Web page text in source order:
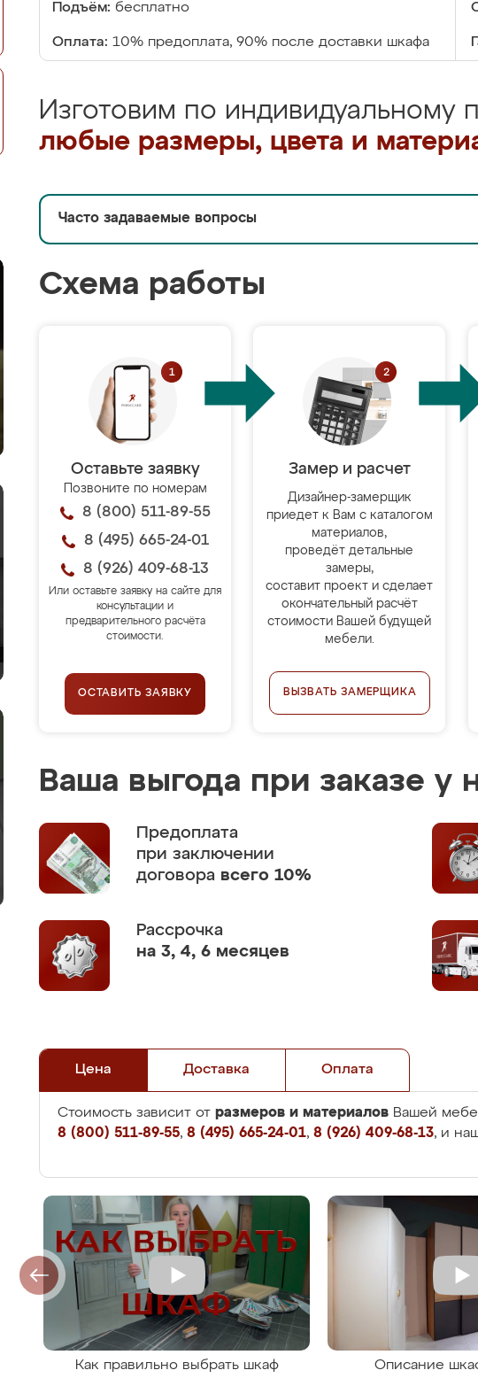
Подъём: бесплатно
Оплата: 10% предоплата, 90% после доставки шкафа
Изготовим по индивидуальному
любые размеры, цвета и
Часто задаваемые вопросы
Схема работы
Оставьте заявку
Позвоните по номерам
8 (800) 511-89-55
8 (495) 665-24-01
8 (926) 409-68-13
Или оставьте заявку на сайте для
консультации и
предварительного расчёта
стоимости.
ОСТАВИТЬ ЗАЯВКУ
Замер и расчет
Дизайнер-замерщик
приедет к Вам с каталогом
материалов,
проведёт детальные
замеры,
составит проект и сделает
окончательный расчёт
стоимости Вашей будущей
мебели.
ВЫЗВАТЬ ЗАМЕРЩИКА
Ваша выгода при заказе у
Предоплата
при заключении
договора всего 10%
Рассрочка
на 3, 4, 6 месяцев
Цена Доставка Оплата
Стоимость зависит от размеров и материалов Вашей
8 (800) 511-89-55, 8 (495) 665-24-01, 8 (926) 409-68-13, и
Как правильно выбрать шкаф
Описание